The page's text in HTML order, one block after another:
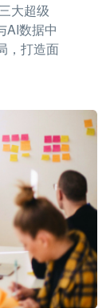
大超级
AI数据中
，打造面